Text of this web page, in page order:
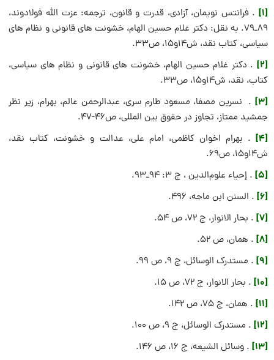
[1]
. فرانتس نویمان، آزادی، قدرت و قانون، ترجمه: عزت الله فولادوند،
۸۹ـ۷۹. به نقل: دکتر غلام حسین الهام، خشونت‌ های قانونی و نظام‌ های
سیاسی، کتاب نقد، ش۱۴و۱۵، ص۳۳.
[2]
. دکتر غلام حسین الهام، خشونت‌ های قانونی و نظام‌ های سیاسی،
کتاب، نقد، ش۱۴و۱۵، ص۳۳.
[3]
. نسرین مصفا، مسعود طارم سری، عبدالرحمن عالم، بهرام، زیر نظر
جمشید ممتاز، تجاوز در حقوق بین المللی، ص۴۶-۴۷.
[4]
. بهرام اخوان کاظمی، امام علی، عدالت و خشونت، کتاب نقد،
ش۱۴و۱۵، ص۶۹.
[5] . إحیاء علوم‌الدین ، ج 3: 94ـ93.
[6] . السنن ابن ماجه، 496.
[7] . بحار الانوار، ج 72، ص 54.
[8] . همان، ص 52.
[9] . مستدرک الوسائل، ج 9، ص 99.
[10] . بحار الانوار، ج 72، ص 15.
[11] . همان، ج 75، ص 142.
[12] . مستدرک الوسائل، ج 9، ص 100.
[13] . وسائل الشیعه، ج 16، ص 146.